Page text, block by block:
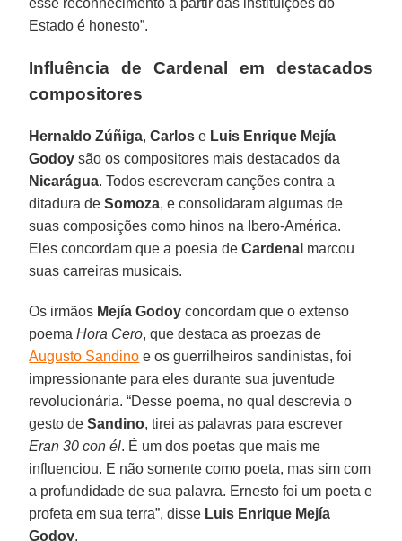
Estado é honesto”.
Influência de Cardenal em destacados
compositores
Hernaldo Zúñiga,Carlos e Luis Enrique Mejía
Godoy são os compositores mais destacados da
Nicarágua. Todos escreveram canções contra a
ditadura deSomoza, e consolidaram algumas de
suas composições como hinos na Ibero-América.
Eles concordam que a poesia deCardenal marcou
suas carreiras musicais.
Os irmãos Mejía Godoy concordam que o extenso
poemaHora Cero, que destaca as proezas de
Augusto Sandino e os guerrilheiros sandinistas, foi
impressionante para eles durante sua juventude
revolucionária. “Desse poema, no qual descrevia o
gesto deSandino, tirei as palavras para escrever
Eran 30 con él. É um dos poetas que mais me
influenciou. E não somente como poeta, mas sim com
a profundidade de sua palavra. Ernesto foi um poeta e
profeta em sua terra”, disse Luis Enrique Mejía
Godoy.